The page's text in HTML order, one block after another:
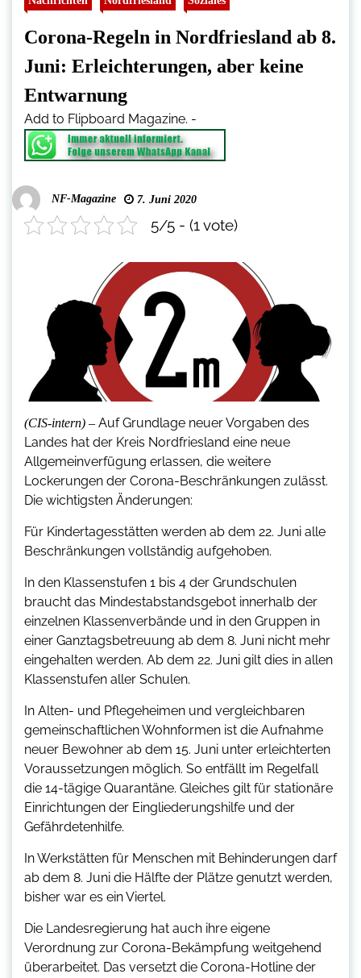
Corona-Regeln in Nordfriesland ab 8.
Juni: Erleichterungen, aber keine
Entwarnung
Add to Flipboard Magazine. -
NF-Magazine 7. Juni 2020
5/5 - (1 vote)
(CIS-intern) – Auf Grundlage neuer Vorgaben des
Landes hat der Kreis Nordfriesland eine neue
Allgemeinverfügung erlassen, die weitere
Lockerungen der Corona-Beschränkungen zulässt.
Die wichtigsten Änderungen:
Für Kindertagesstätten werden ab dem 22. Juni alle
Beschränkungen vollständig aufgehoben.
In den Klassenstufen 1 bis 4 der Grundschulen
braucht das Mindestabstandsgebot innerhalb der
einzelnen Klassenverbände und in den Gruppen in
einer Ganztagsbetreuung ab dem 8. Juni nicht mehr
eingehalten werden. Ab dem 22. Juni gilt dies in allen
Klassenstufen aller Schulen.
In Alten- und Pflegeheimen und vergleichbaren
gemeinschaftlichen Wohnformen ist die Aufnahme
neuer Bewohner ab dem 15. Juni unter erleichterten
Voraussetzungen möglich. So entfällt im Regelfall
die 14-tägige Quarantäne. Gleiches gilt für stationäre
Einrichtungen der Eingliederungshilfe und der
Gefährdetenhilfe.
In Werkstätten für Menschen mit Behinderungen darf
ab dem 8. Juni die Hälfte der Plätze genutzt werden,
bisher war es ein Viertel.
Die Landesregierung hat auch ihre eigene
Verordnung zur Corona-Bekämpfung weitgehend
überarbeitet. Das versetzt die Corona-Hotline der